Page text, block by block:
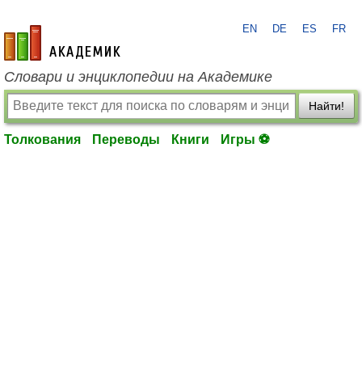
academic.ru
EN DE ES FR
Словари и энциклопедии на Академике
Найти!
Толкования Переводы Книги Игры ⚽